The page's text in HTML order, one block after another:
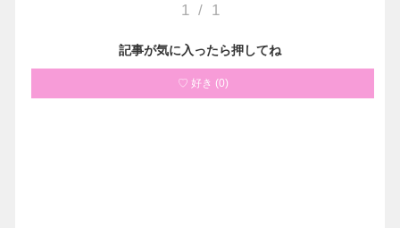
1 / 1
記事が気に入ったら押してね
♡ 好き (0)